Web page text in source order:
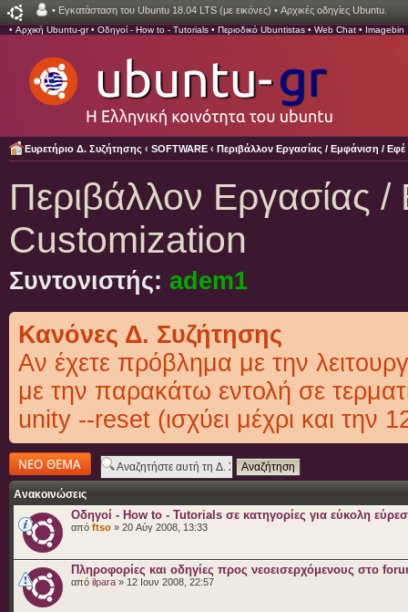
• Εγκατάσταση του Ubuntu 18.04 LTS (με εικόνες) • Αρχικές οδηγίες Ubuntu.
• Αρχική Ubuntu-gr• Οδηγοί - How to - Tutorials • Περιοδικό Ubuntistas • Web Chat • Imagebin
Ευρετήριο Δ. Συζήτησης ‹ SOFTWARE ‹ Περιβάλλον Εργασίας / Εμφάνιση /
Περιβάλλον Εργασίας
Customization
Συντονιστής: adem1
Κανόνες Δ. Συζήτησης
Αν έχετε πρόβλημα με την
με την παρακάτω εντολή σε
unity --reset (ισχύει μέχρι και την
Δημιουργία νέου
θέματος
Ανακοινώσεις
Οδηγοί - How to - Tutorials σε κατηγορίες για εύκολη
από ftso » 20 Αύγ 2008, 13:33
Πληροφορίες και οδηγίες προς νεοεισερχόμενους στο
από ilpara » 12 Ιουν 2008, 22:57